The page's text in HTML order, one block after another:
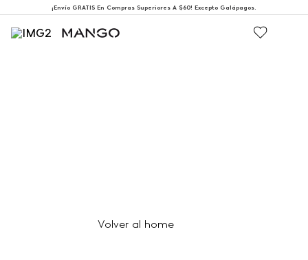
¡Envío GRATIS En Compras Superiores A $60! Excepto Galápagos.
Volver al home